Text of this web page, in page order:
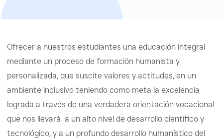
Ofrecer a nuestros estudiantes una educación integral
mediante un proceso de formación humanista y
personalizada, que suscite valores y actitudes, en un
ambiente inclusivo teniendo como meta la excelencia
lograda a través de una verdadera orientación vocacional
que nos llevará a un alto nivel de desarrollo científico y
tecnológico, y a un profundo desarrollo humanístico del